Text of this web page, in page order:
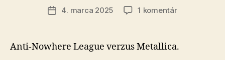
článku
Dátum
4. marca 2025 1 komentárna
Anti-Nowhere League verzus Metallica.